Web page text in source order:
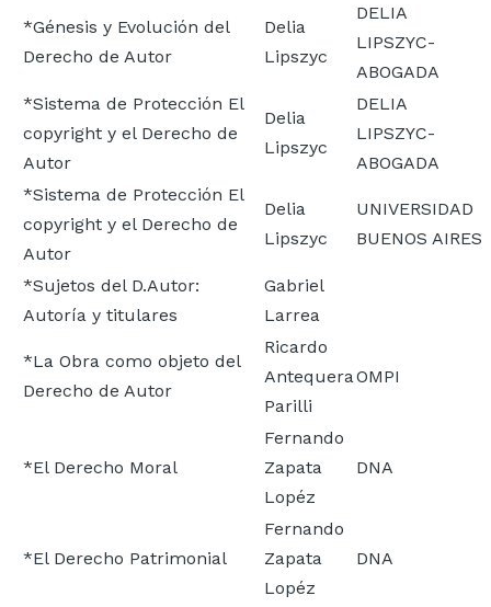
*Génesis y Evolución del
Derecho de Autor
Delia
Lipszyc
DELIA
LIPSZYC-
ABOGADA
*Sistema de Protección El
copyright y el Derecho de
Autor
Delia
Lipszyc
DELIA
LIPSZYC-
ABOGADA
*Sistema de Protección El
copyright y el Derecho de
Autor
Delia
Lipszyc
UNIVERSIDAD
BUENOS AIRES
*Sujetos del D.Autor:
Autoría y titulares
Gabriel
Larrea
*La Obra como objeto del
Derecho de Autor
Ricardo
Antequera
Parilli
OMPI
*El Derecho Moral
Fernando
Zapata
Lopéz
DNA
*El Derecho Patrimonial
Fernando
Zapata
Lopéz
DNA